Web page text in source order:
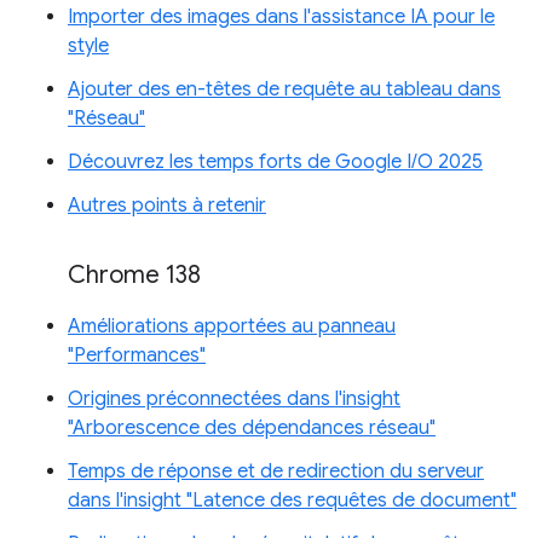
Importer des images dans l'assistance IA pour le
style
Ajouter des en-têtes de requête au tableau dans
"Réseau"
Découvrez les temps forts de Google I/O 2025
Autres points à retenir
Chrome 138
Améliorations apportées au panneau
"Performances"
Origines préconnectées dans l'insight
"Arborescence des dépendances réseau"
Temps de réponse et de redirection du serveur
dans l'insight "Latence des requêtes de document"